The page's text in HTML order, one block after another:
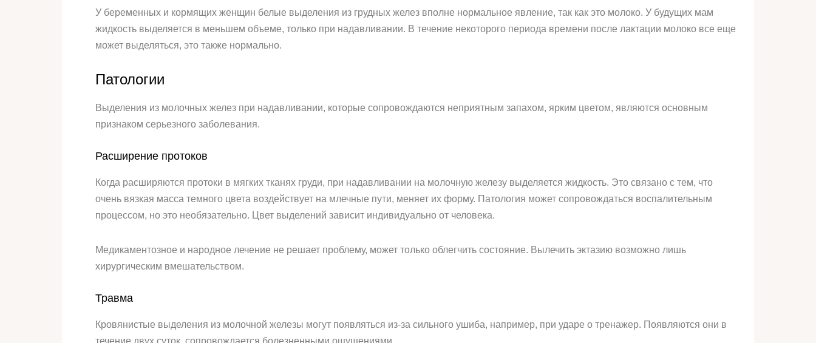
У беременных и кормящих женщин белые выделения из грудных желез вполне нормальное явление, так как это молоко. У будущих мам
жидкость выделяется в меньшем объеме, только при надавливании. В течение некоторого периода времени после лактации молоко все еще
может выделяться, это также нормально.
Патологии
Выделения из молочных желез при надавливании, которые сопровождаются неприятным запахом, ярким цветом, являются основным
признаком серьезного заболевания.
Расширение протоков
Когда расширяются протоки в мягких тканях груди, при надавливании на молочную железу выделяется жидкость. Это связано с тем, что
очень вязкая масса темного цвета воздействует на млечные пути, меняет их форму. Патология может сопровождаться воспалительным
процессом, но это необязательно. Цвет выделений зависит индивидуально от человека.
Медикаментозное и народное лечение не решает проблему, может только облегчить состояние. Вылечить эктазию возможно лишь
хирургическим вмешательством.
Травма
Кровянистые выделения из молочной железы могут появляться из-за сильного ушиба, например, при ударе о тренажер. Появляются они в
течение двух суток, сопровождается болезненными ощущениями.